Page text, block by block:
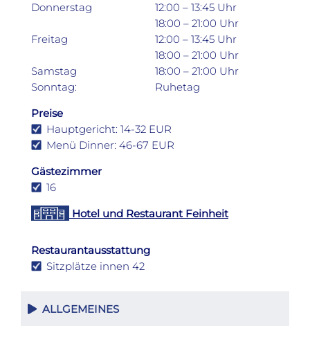
Donnerstag
12:00 – 13:45 Uhr
18:00 – 21:00 Uhr
Freitag
12:00 – 13:45 Uhr
18:00 – 21:00 Uhr
Samstag
18:00 – 21:00 Uhr
Sonntag:
Ruhetag
Preise
Hauptgericht: 14-32 EUR
Menü Dinner: 46-67 EUR
Gästezimmer
16
Hotel und Restaurant Feinheit
Restaurantausstattung
Sitzplätze innen 42
ALLGEMEINES